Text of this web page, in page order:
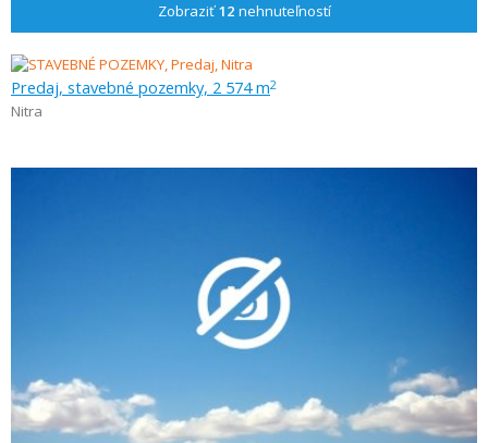
Zobraziť12 nehnuteľností
Predaj, stavebné pozemky, 2 574 m2
Nitra